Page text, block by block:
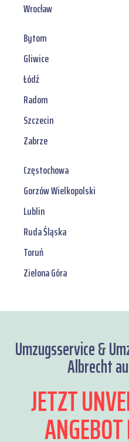
Wrocław
Bytom
Gliwice
Łódź
Radom
Szczecin
Zabrze
Częstochowa
Gorzów Wielkopolski
Lublin
Ruda Śląska
Toruń
Zielona Góra
Umzugsservice &
Albrecht
JETZT